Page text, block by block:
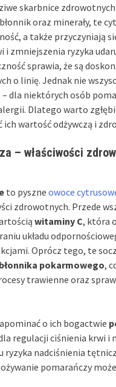
skarbnice
oraz minerały, te
a także przyczyniają
i zmniejszenia ryzyka
sprawia, że są
o linię. Jednak nie
– dla niektórych osób
Dlatego warto
ich wartość odżywczą i
– właściwości
to pyszne owoce
zdrowotnych. Przede
witaminy C, która
układu
Oprócz tego, te
błonnika pokarmowego,
trawienne oraz
o ich bogactwie
regulacji ciśnienia krwi i
ryzyka nadciśnienia
pomarańczy